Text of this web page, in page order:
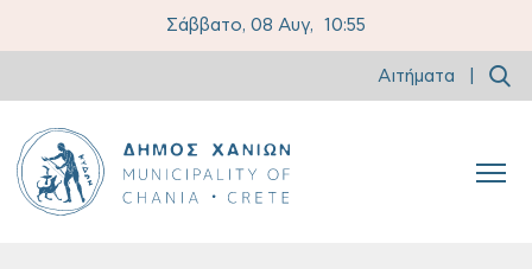
Σάββατο, 08 Αυγ, 10:56
Αιτήματα